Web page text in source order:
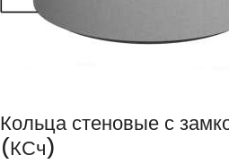
Кольца стеновые с
(КСч)